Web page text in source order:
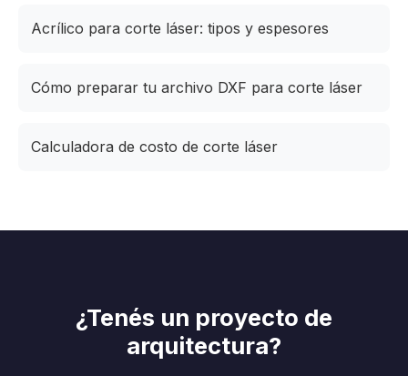
Acrílico para corte láser: tipos y espesores
Cómo preparar tu archivo DXF para corte láser
Calculadora de costo de corte láser
¿Tenés un proyecto de
arquitectura?